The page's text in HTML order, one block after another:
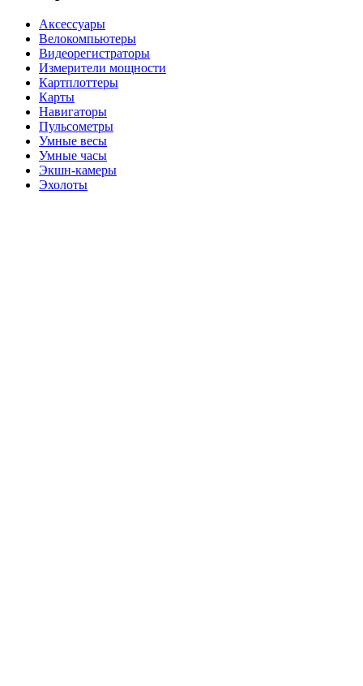
Аксессуары
Велокомпьютеры
Видеорегистраторы
Измерители мощности
Картплоттеры
Карты
Навигаторы
Пульсометры
Умные весы
Умные часы
Экшн-камеры
Эхолоты